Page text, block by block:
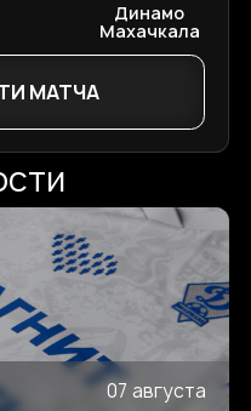
Динамо
Махачкала
МАТЧА
07 августа